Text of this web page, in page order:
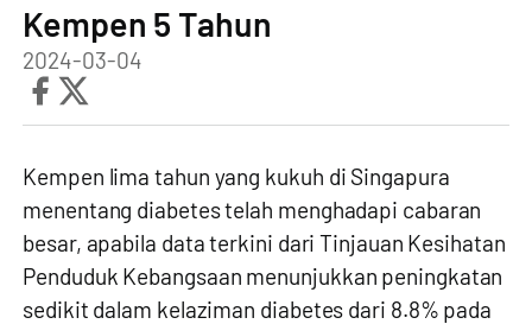
Kempen 5 Tahun
2024-03-04
Kempen lima tahun yang kukuh di Singapura
menentang diabetes telah menghadapi cabaran
besar, apabila data terkini dari Tinjauan Kesihatan
Penduduk Kebangsaan menunjukkan peningkatan
sedikit dalam kelaziman diabetes dari 8.8% pada